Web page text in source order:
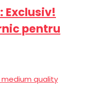
Exclusiv!
pentru